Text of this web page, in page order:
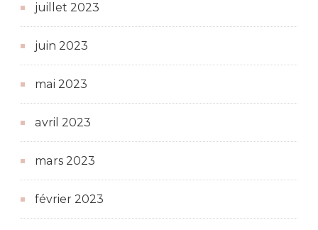
juillet 2023
juin 2023
mai 2023
avril 2023
mars 2023
février 2023